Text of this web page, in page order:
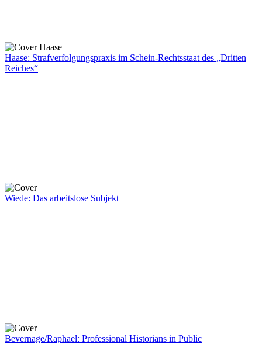
Haase: Strafverfolgungspraxis im Schein-Rechtsstaat des „Dritten
Reiches“
Wiede: Das arbeitslose Subjekt
Bevernage/Raphael: Professional Historians in Public